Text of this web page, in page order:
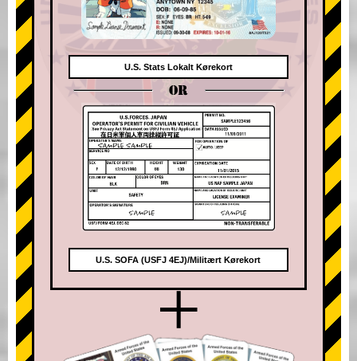
U.S. Stats Lokalt Kørekort
OR
U.S. SOFA (USFJ 4EJ)/Militært Kørekort
+